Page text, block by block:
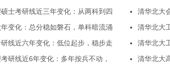
士考研线近三年变化：从两科到四
变化：总分稳如磐石，单科暗流涌
线近六年变化：低位起步，稳步走
研线近6年变化：多年按兵不动，
清华北大
清华北大
清华北大
清华北大